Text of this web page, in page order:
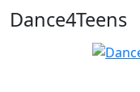
Dance4Teens